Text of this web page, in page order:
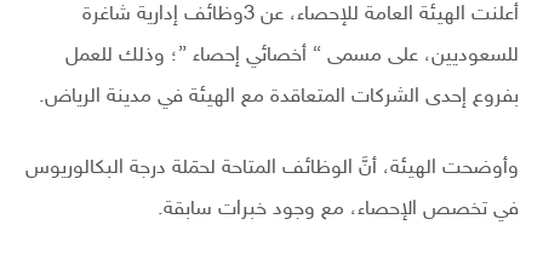
أعلنت الهيئة العامة للإحصاء، عن 3وظائف إدارية شاغرة
للسعوديين، على مسمى “ أخصائي إحصاء ”؛ وذلك للعمل
بفروع إحدى الشركات المتعاقدة مع الهيئة في مدينة الرياض.
وأوضحت الهيئة، أنَّ الوظائف المتاحة لحمَلة درجة البكالوريوس
في تخصص الإحصاء، مع وجود خبرات سابقة.